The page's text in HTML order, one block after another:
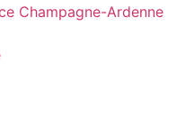
Champagne-Ardenne